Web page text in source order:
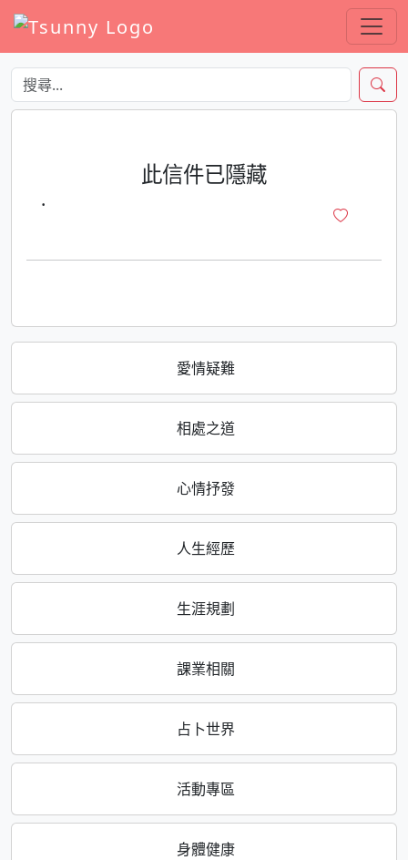
愛情疑難
相處之道
心情抒發
人生經歷
生涯規劃
課業相關
占卜世界
活動專區
身體健康
此信件已隱藏
·